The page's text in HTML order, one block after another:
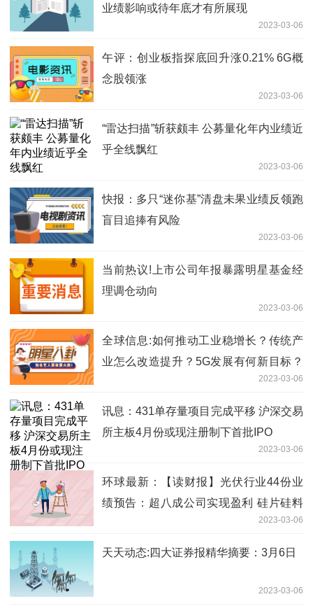
业绩影响或待年底才有所展现
2023-03-06
午评：创业板指探底回升涨0.21% 6G概
念股领涨
2023-03-06
“雷达扫描”斩获颇丰 公募量化年内业绩近
乎全线飘红
2023-03-06
快报：多只“迷你基”清盘未果业绩反领跑
盲目追捧有风险
2023-03-06
当前热议!上市公司年报暴露明星基金经
理调仓动向
2023-03-06
全球信息:如何推动工业稳增长？传统产
业怎么改造提升？5G发展有何新目标？
——工信部部长金壮龙谈工业和信息化热
点话题
2023-03-06
讯息：431单存量项目完成平移 沪深交易
所主板4月份或现注册制下首批IPO
2023-03-06
环球最新：【读财报】光伏行业44份业
绩预告：超八成公司实现盈利 硅片硅料
2023-03-06
天天动态:四大证券报精华摘要：3月6日
2023-03-06